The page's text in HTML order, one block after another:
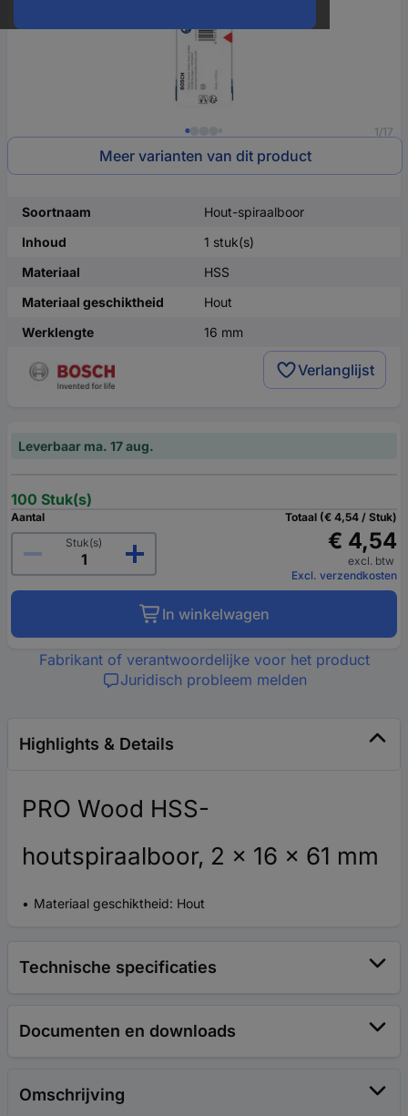
1/17
Meer varianten van dit product
Soortnaam
Hout-spiraalboor
Inhoud
1 stuk(s)
Materiaal
HSS
Materiaal geschiktheid
Hout
Werklengte
16 mm
Verlanglijst
Leverbaar ma. 17 aug.
100 Stuk(s)
Aantal
Stuk(s)
Totaal (€ 4,54 / Stuk)
€ 4,54
excl. btw
Excl. verzendkosten
In winkelwagen
Fabrikant of verantwoordelijke voor het product
Juridisch probleem melden
Highlights & Details
PRO Wood HSS-
houtspiraalboor, 2 x 16 x 61 mm
Materiaal geschiktheid: Hout
Technische specificaties
Documenten en downloads
Omschrijving